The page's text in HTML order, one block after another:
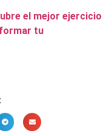
el mejor ejercicio
tu